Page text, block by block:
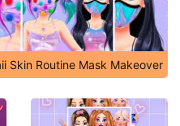
Skin Routine Mask Makeover